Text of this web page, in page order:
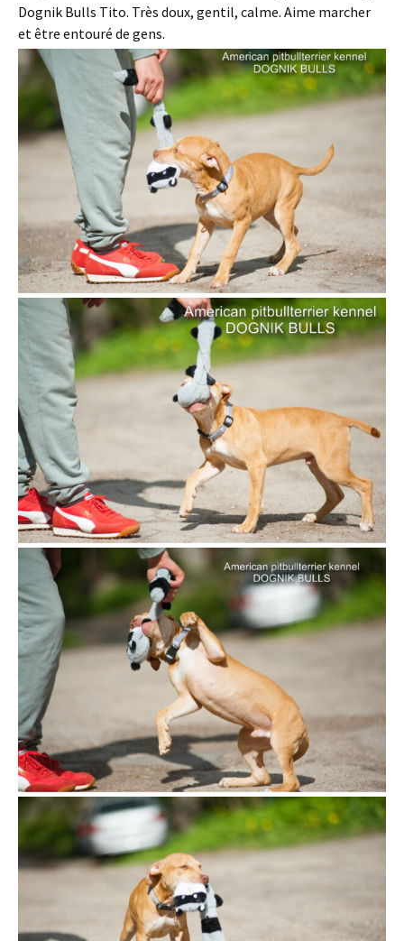
Dognik Bulls Tito. Très doux, gentil, calme. Aime marcher
et être entouré de gens.